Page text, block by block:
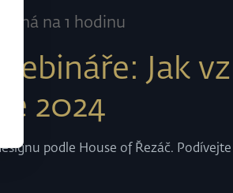
na 1 hodinu
Jak
2024
podle House of Řezáč. Podívejte